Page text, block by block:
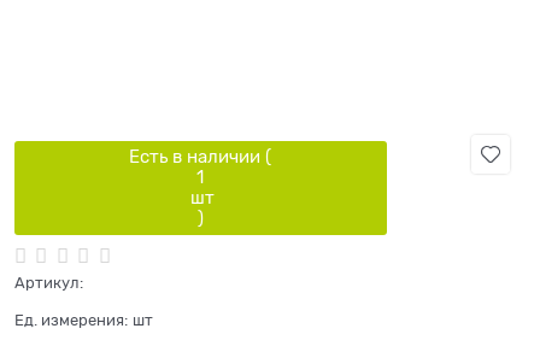
Есть в наличии (
1
шт
)
Артикул:
Ед. измерения: шт